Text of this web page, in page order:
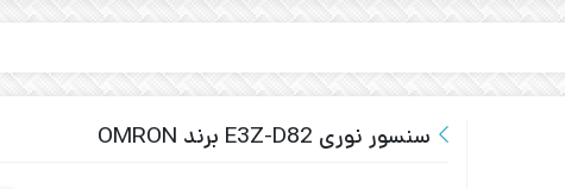
سنسور نوری E3Z-D82 برند OMRON